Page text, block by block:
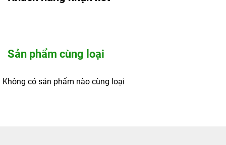
Sản phẩm cùng loại
Không có sản phẩm nào cùng loại